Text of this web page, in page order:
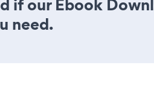
if our Ebook
need.